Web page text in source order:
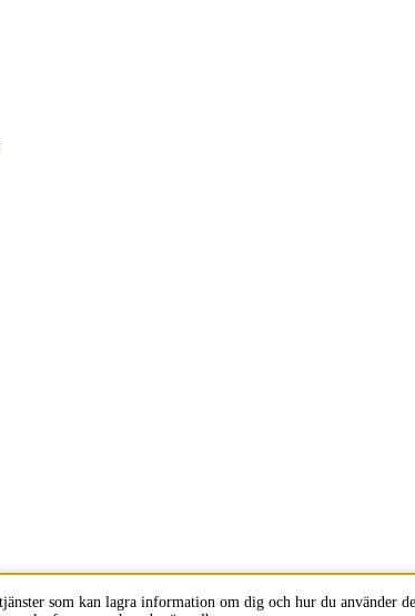
som kan lagra information om dig och hur du använder